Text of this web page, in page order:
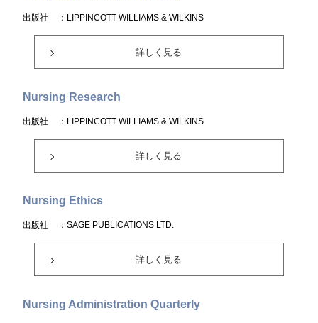
出版社 ：LIPPINCOTT WILLIAMS & WILKINS
詳しく見る
Nursing Research
出版社 ：LIPPINCOTT WILLIAMS & WILKINS
詳しく見る
Nursing Ethics
出版社 ：SAGE PUBLICATIONS LTD.
詳しく見る
Nursing Administration Quarterly